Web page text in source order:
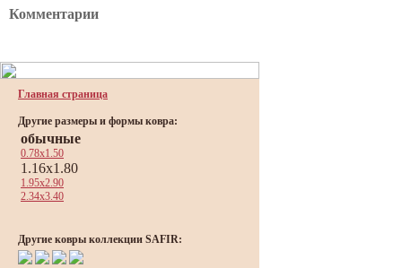
Комментарии
Главная страница
Другие размеры и формы ковра:
обычные
0.78x1.50
1.16x1.80
1.95x2.90
2.34x3.40
Другие ковры коллекции SAFIR: